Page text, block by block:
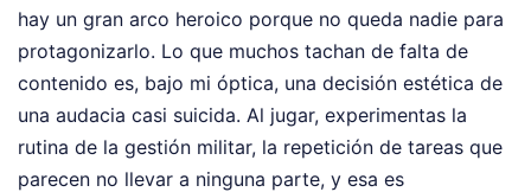
hay un gran arco heroico porque no queda nadie para
protagonizarlo. Lo que muchos tachan de falta de
contenido es, bajo mi óptica, una decisión estética de
una audacia casi suicida. Al jugar, experimentas la
rutina de la gestión militar, la repetición de tareas que
parecen no llevar a ninguna parte, y esa es